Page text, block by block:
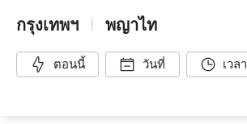
กรุงเทพฯ พญาไท
ตอนนี้ วันที่ เวลา